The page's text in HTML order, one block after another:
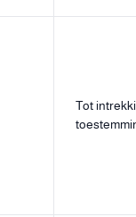
Tot